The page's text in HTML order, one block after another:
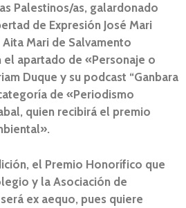
Palestinos/as, galardonado
de Expresión José Mari
Mari de Salvamento
apartado de «Personaje o
Duque y su podcast “Ganbara
de «Periodismo
quien recibirá el premio
el Premio Honorífico que
y la Asociación de
ex aequo, pues quiere